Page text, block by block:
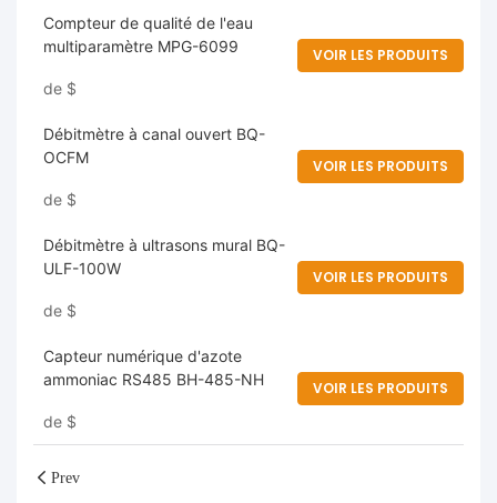
Compteur de qualité de l'eau
multiparamètre MPG-6099
de $
VOIR LES PRODUITS
Débitmètre à canal ouvert BQ-
OCFM
de $
VOIR LES PRODUITS
Débitmètre à ultrasons mural BQ-
ULF-100W
de $
VOIR LES PRODUITS
Capteur numérique d'azote
ammoniac RS485 BH-485-NH
de $
VOIR LES PRODUITS
Prev